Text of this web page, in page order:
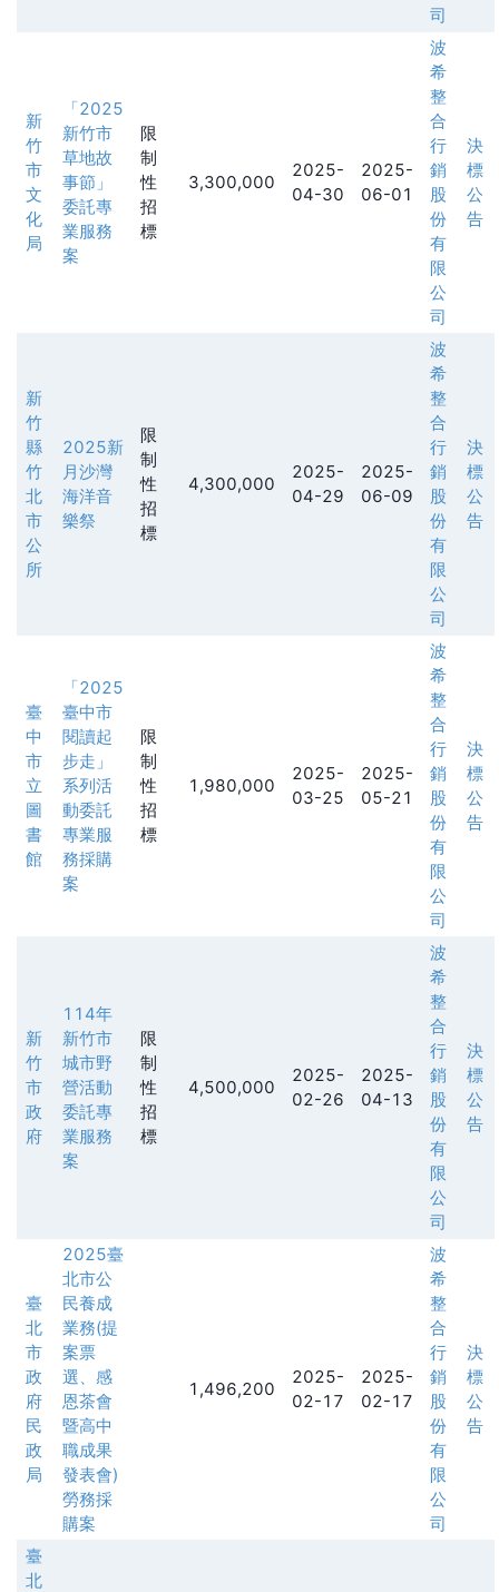
司
新
竹
市
文
化
局
「2025
新竹市
草地故
事節」
委託專
業服務
案
限
制
性
招
標
3,300,000
2025-
04-30
2025-
06-01
波
希
整
合
行
銷
股
份
有
限
公
司
決
標
公
告
新
竹
縣
竹
北
市
公
所
2025新
月沙灣
海洋音
樂祭
限
制
性
招
標
4,300,000
2025-
04-29
2025-
06-09
波
希
整
合
行
銷
股
份
有
限
公
司
決
標
公
告
臺
中
市
立
圖
書
館
「2025
臺中市
閱讀起
步走」
系列活
動委託
專業服
務採購
案
限
制
性
招
標
1,980,000
2025-
03-25
2025-
05-21
波
希
整
合
行
銷
股
份
有
限
公
司
決
標
公
告
新
竹
市
政
府
114年
新竹市
城市野
營活動
委託專
業服務
案
限
制
性
招
標
4,500,000
2025-
02-26
2025-
04-13
波
希
整
合
行
銷
股
份
有
限
公
司
決
標
公
告
臺
北
市
政
府
民
政
局
2025臺
北市公
民養成
業務(提
案票
選、感
恩茶會
暨高中
職成果
發表會)
勞務採
購案
1,496,200
2025-
02-17
2025-
02-17
波
希
整
合
行
銷
股
份
有
限
公
司
決
標
公
告
臺
北